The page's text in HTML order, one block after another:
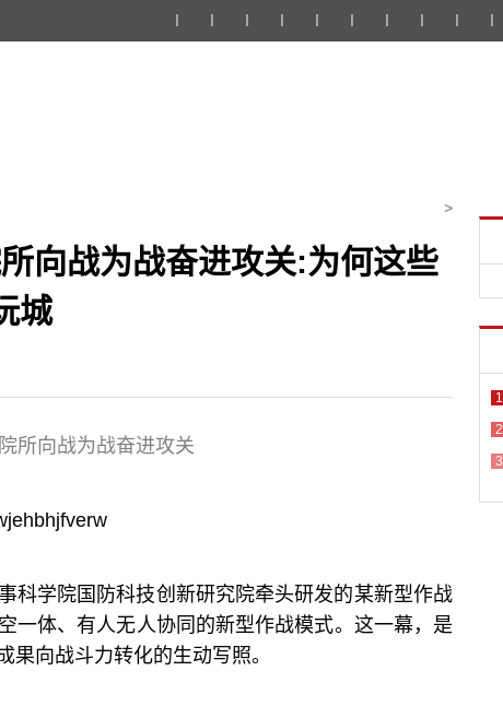
>
向战为战奋进攻关:为何这些
城
所向战为战奋进攻关
科学院国防科技创新研究院牵头研发的某新型作战
一体、有人无人协同的新型作战模式。这一幕，是
向战斗力转化的生动写照。
1
2
3